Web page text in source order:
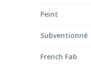
Peint
Subventionné
French Fab